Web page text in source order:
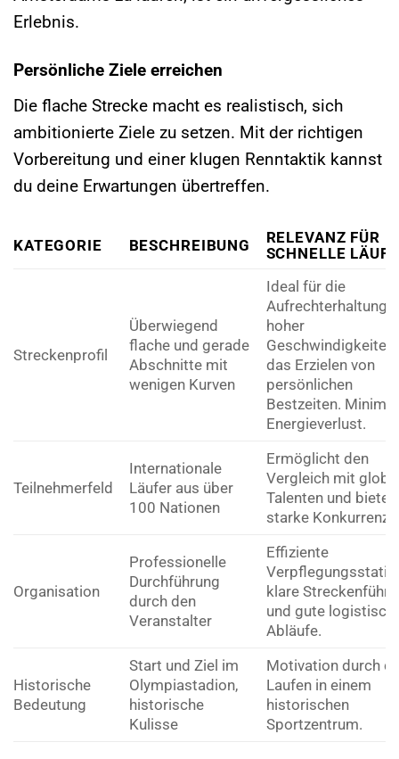
Erlebnis.
Persönliche Ziele erreichen
Die flache Strecke macht es realistisch, sich
ambitionierte Ziele zu setzen. Mit der richtigen
Vorbereitung und einer klugen Renntaktik kannst
du deine Erwartungen übertreffen.
KATEGORIE BESCHREIBUNG
RELEVANZ FÜR
SCHNELLE
Streckenprofil
Überwiegend
flache und gerade
Abschnitte mit
wenigen Kurven
Ideal für die
Aufrechterhaltung
hoher
Geschwindigkeiten
das Erzielen von
persönlichen
Bestzeiten.
Energieverlust.
Teilnehmerfeld
Internationale
Läufer aus über
100 Nationen
Ermöglicht den
Vergleich mit
Talenten und bietet
starke Konkurrenz.
Organisation
Professionelle
Durchführung
durch den
Veranstalter
Effiziente
klare
und gute
Abläufe.
Historische
Bedeutung
Start und Ziel im
Olympiastadion,
historische
Kulisse
Motivation durch
Laufen in einem
historischen
Sportzentrum.